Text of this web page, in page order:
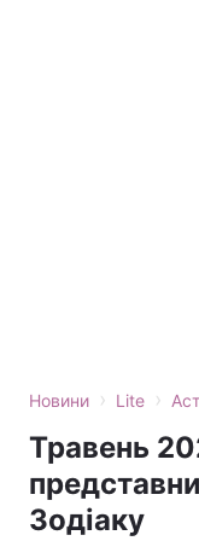
Новини › Lite ›
Травень
Зодіаку